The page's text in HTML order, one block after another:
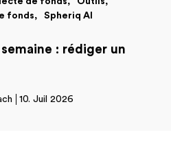
fonds
Spheriq AI
: rédiger un
10. Juil 2026